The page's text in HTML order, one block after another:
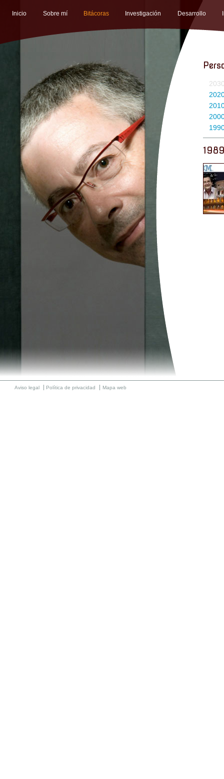
Inicio Sobre mí Bitácoras Investigación Desarrollo
Aviso legal Política de privacidad Mapa web